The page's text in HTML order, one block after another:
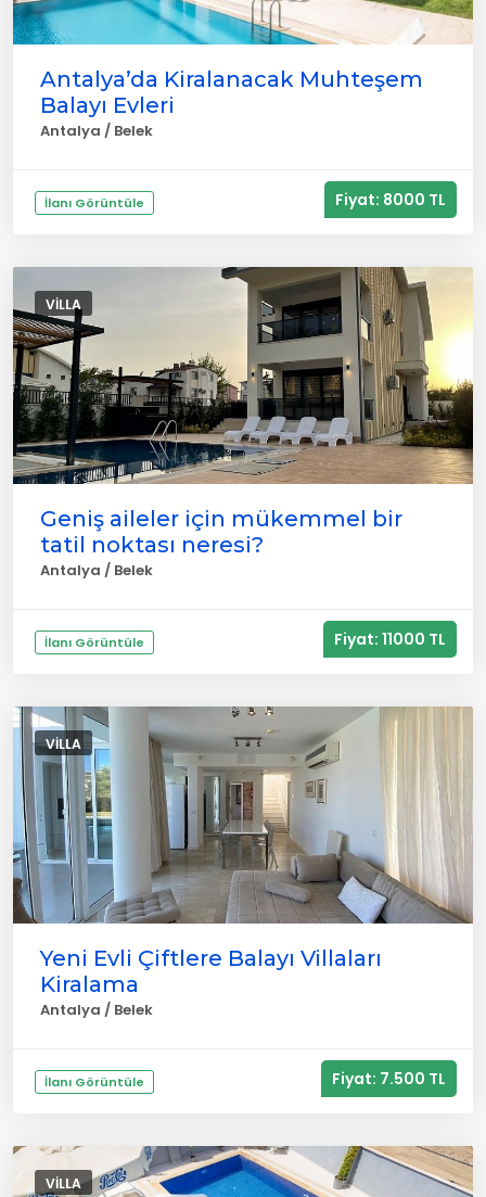
Antalya’da Kiralanacak Muhteşem
Balayı Evleri
Antalya / Belek
İlanı Görüntüle Fiyat: 8000 TL
VILLA
Geniş aileler için mükemmel bir
tatil noktası neresi?
Antalya / Belek
İlanı Görüntüle Fiyat: 11000 TL
VILLA
Yeni Evli Çiftlere Balayı Villaları
Kiralama
Antalya / Belek
İlanı Görüntüle Fiyat: 7.500 TL
VILLA